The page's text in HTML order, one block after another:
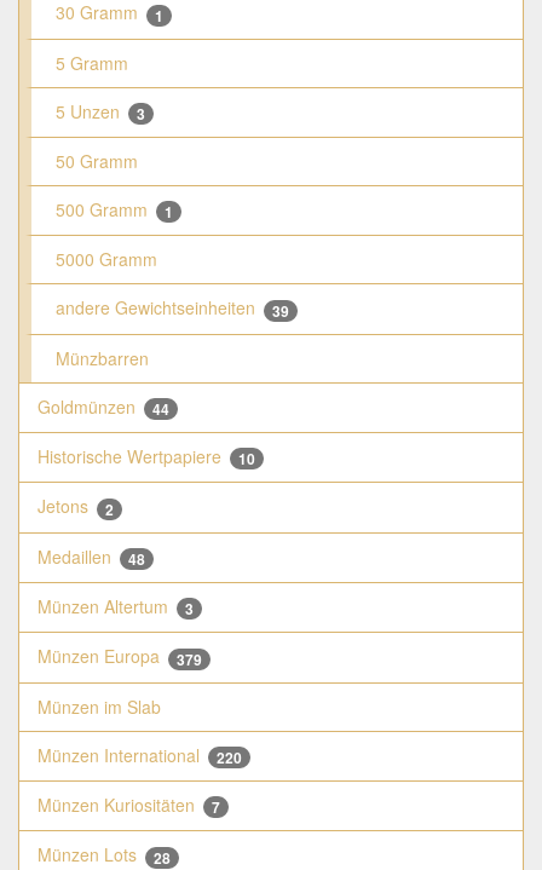
30 Gramm 1
5 Gramm
5 Unzen
3
50 Gramm
500 Gramm
1
5000 Gramm
andere Gewichtseinheiten
39
Münzbarren
Goldmünzen
44
Historische Wertpapiere 10
Jetons 2
Medaillen 48
Münzen Altertum 3
Münzen Europa 379
Münzen im Slab
Münzen International
220
Münzen Kuriositäten 7
Münzen Lots 28